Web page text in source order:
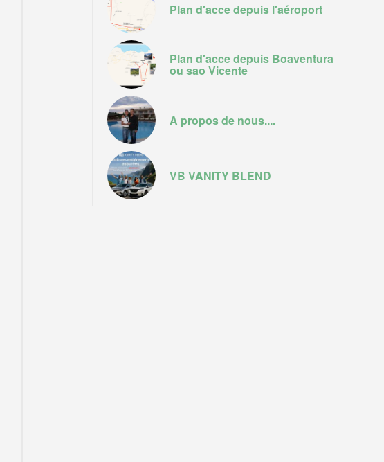
Plan d'acce depuis l'aéroport
Plan d'acce depuis Boaventura
ou sao Vicente
A propos de nous....
VB VANITY BLEND